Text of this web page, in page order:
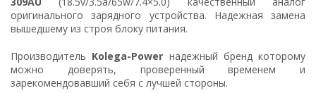
оригинального зарядного устройства. Надежная замена
вышедшему из строя блоку питания.
Производитель Kolega-Power надежный бренд которому
можно доверять, проверенный временем и
зарекомендовавший себя с лучшей стороны.